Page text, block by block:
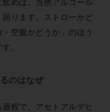
ります。ストローかど
空腹かどうか」のほう
。
のはなぜ
程で、アセトアルデヒ